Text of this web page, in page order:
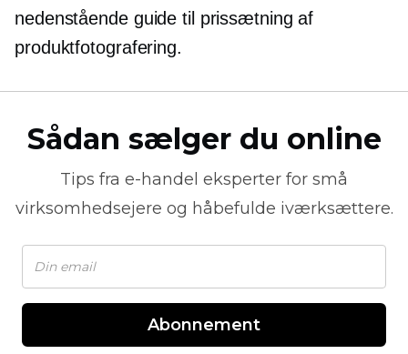
nedenstående guide til prissætning af
produktfotografering.
Sådan sælger du online
Tips fra e-handel eksperter for små
virksomhedsejere og håbefulde iværksættere.
Abonnement